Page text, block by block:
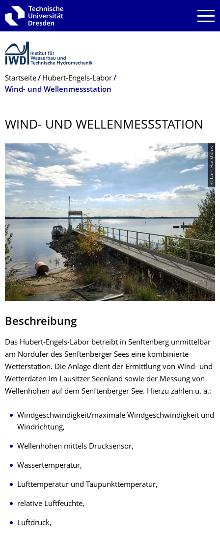
Zur Hauptnavigation springen
Zur Suche springen
Zum Inhalt springen
Breadcrumb-Menü
Startseite
Hubert-­Engels-­Labor
Wind- und Wellenmessstation
WIND- UND WELLENMESSSTA­TION
© Lars Backhaus
Beschreibung
Das Hubert-Engels-Labor betreibt in Senftenberg unmittelbar
am Nordufer des Senftenberger Sees eine kombinierte
Wetterstation. Die Anlage dient der Ermittlung von Wind- und
Wetterdaten im Lausitzer Seenland sowie der Messung von
Wellenhöhen auf dem Senftenberger See. Hierzu zählen u. a.:
Windgeschwindigkeit/maximale Windgeschwindigkeit und
Windrichtung,
Wellenhöhen mittels Drucksensor,
Wassertemperatur,
Lufttemperatur und Taupunkttemperatur,
relative Luftfeuchte,
Luftdruck,